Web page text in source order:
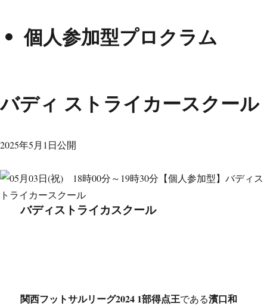
個人参加型プロクラム
バディ ストライカースクール
2025年5月1日公開
バディストライカスクール
関西フットサルリーグ2024 1部得点王である濱口和